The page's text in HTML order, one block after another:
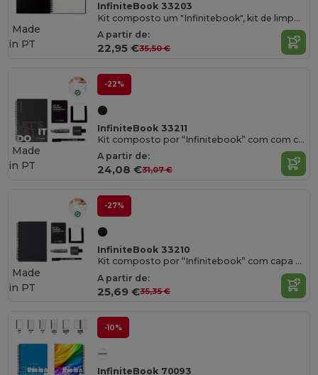
InfiniteBook 33203
Kit composto um "Infinitebook", kit de limpeza, marcador e suporte de marcador
A partir de:
22,95 €35,50 €
Made
in PT
-22%
InfiniteBook 33211
Kit composto por “Infinitebook” com com capa dura, 1 kit de limpeza, 1 marcador e 1 suporte para esferográfica
A partir de:
24,08 €31,07 €
Made
in PT
-27%
InfiniteBook 33210
Kit composto por “Infinitebook” com capa dura, 1 kit de limpeza, 1 marcador e 1 suporte para esferográfica
A partir de:
25,69 €35,35 €
Made
in PT
-10%
InfiniteBook 70093